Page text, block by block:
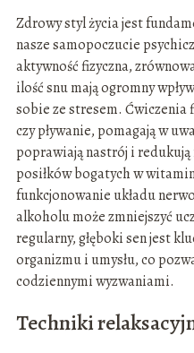
Zdrowy styl życia jest
nasze samopoczucie
aktywność fizyczna,
ilość snu mają ogromny
sobie ze stresem. Ćwiczenia
czy pływanie, pomagają w
poprawiają nastrój i
posiłków bogatych w
funkcjonowanie układu
alkoholu może zmniejszyć
regularny, głęboki sen jest
organizmu i umysłu, co
codziennymi wyzwaniami.
Techniki